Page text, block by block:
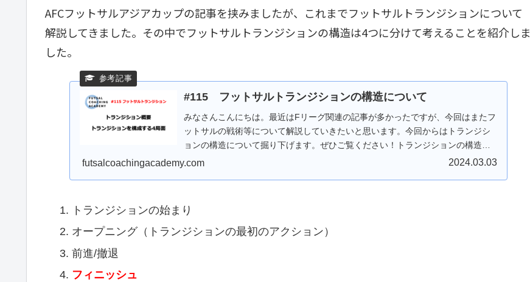
AFCフットサルアジアカップの記事を挟みましたが、これまでフットサルトランジションについて
解説してきました。その中でフットサルトランジションの構造は4つに分けて考えることを紹介しま
した。
#115 フットサルトランジションの構造について
みなさんこんにちは。最近はFリーグ関連の記事が多かったですが、今回はまたフ
ットサルの戦術等について解説していきたいと思います。今回からはトランジシ
ョンの構造について掘り下げます。ぜひご覧ください！トランジションの構造ト
ランジションとは「攻撃...
futsalcoachingacademy.com 2024.03.03
トランジションの始まり
オープニング（トランジションの最初のアクション）
前進/撤退
フィニッシュ